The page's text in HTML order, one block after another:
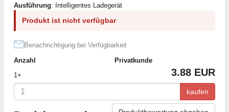
Ausführung: Intelligentes Ladegerät
Produkt ist nicht verfügbar
Benachrichtigung bei Verfügbarkeit
Anzahl
Privatkunde
1+
3.88 EUR
kaufen